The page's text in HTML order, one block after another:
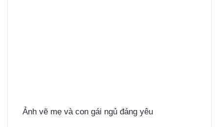
Ảnh vẽ mẹ và con gái ngủ đáng yêu